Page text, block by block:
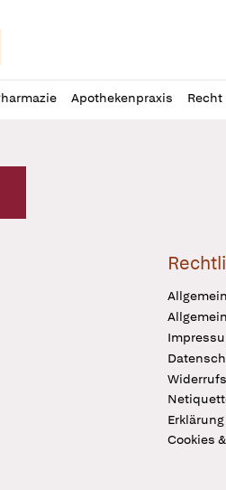
Apothekenpraxis Recht
Verlag Logo
Cookies